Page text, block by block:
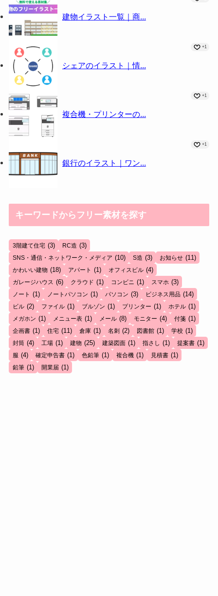
建物イラスト一覧｜商...
シェアのイラスト｜情...
+1
複合機・プリンターの...
+1
銀行のイラスト｜ワン...
+1
キーワードからフリー素材を探す
3階建て住宅 (3) RC造 (3)
SNS・通信・ネットワーク・メディア (10) S造 (3) お知らせ (11)
かわいい建物 (18) アパート (1) オフィスビル (4)
ガレージハウス (6) クラウド (1) コンビニ (1) スマホ (3)
ノート (1) ノートパソコン (1) パソコン (3) ビジネス用品 (14)
ビル (2) ファイル (1) ブルゾン (1) プリンター (1) ホテル (1)
メガホン (1) メニュー表 (1) メール (8) モニター (4) 付箋 (1)
企画書 (1) 住宅 (11) 倉庫 (1) 名刺 (2) 図書館 (1) 学校 (1)
封筒 (4) 工場 (1) 建物 (25) 建築図面 (1) 指さし (1) 提案書 (1)
服 (4) 確定申告書 (1) 色鉛筆 (1) 複合機 (1) 見積書 (1)
鉛筆 (1) 開業届 (1)